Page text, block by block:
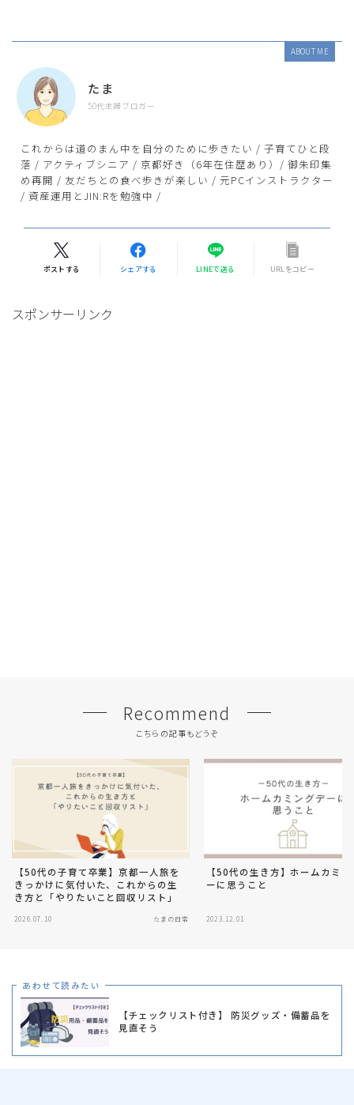
ABOUT ME
たま
50代主婦ブロガー
これからは道のまん中を自分のために歩きたい / 子育てひと段
落 / アクティブシニア / 京都好き（6年在住歴あり）/ 御朱印集
め再開 / 友だちとの食べ歩きが楽しい / 元PCインストラクター
/ 資産運用とJIN:Rを勉強中 /
ポストする シェアする LINEで送る URLをコピー
スポンサーリンク
Recommend
こちらの記事もどうぞ
【50代の子育て卒業】京都一人旅を
きっかけに気付いた、これからの生
き方と「やりたいこと回収リスト」
2026.07.10 たまの日常
【50代の生き方】ホームカミ
ーに思うこと
2023.12.01
あわせて読みたい
【チェックリスト付き】 防災グッズ・備蓄品を
見直そう